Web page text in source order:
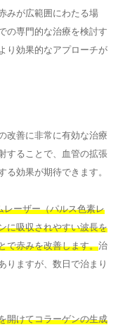
みが広範囲にわたる場
の専門的な治療を検討す
り効果的なアプローチが
改善に非常に有効な治療
することで、血管の拡張
る効果が期待できます。
レーザー（パルス色素レ
に吸収されやすい波長を
で赤みを改善します。治
りますが、数日で治まり
開けてコラーゲンの生成